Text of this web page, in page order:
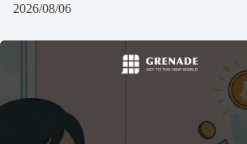
2026/08/06